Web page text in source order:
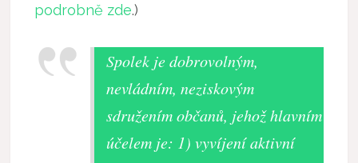
podrobně zde.)
Spolek je dobrovolným,
nevládním, neziskovým
sdružením občanů, jehož hlavním
účelem je: 1) vyvíjení aktivní